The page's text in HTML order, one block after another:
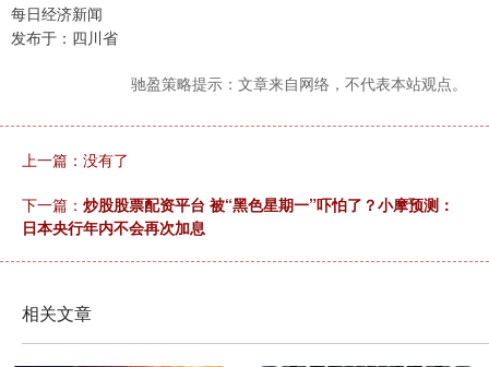
每日经济新闻
发布于：四川省
驰盈策略提示：文章来自网络，不代表本站观点。
上一篇：没有了
下一篇： 炒股股票配资平台 被“黑色星期一”吓怕了？小摩预测：
日本央行年内不会再次加息
相关文章